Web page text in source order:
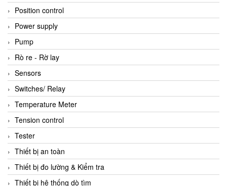
Position control
Power supply
Pump
Rò re - Rờ lay
Sensors
Switches/ Relay
Temperature Meter
Tension control
Tester
Thiết bị an toàn
Thiết bị đo lường & Kiểm tra
Thiết bị hệ thống dò tìm